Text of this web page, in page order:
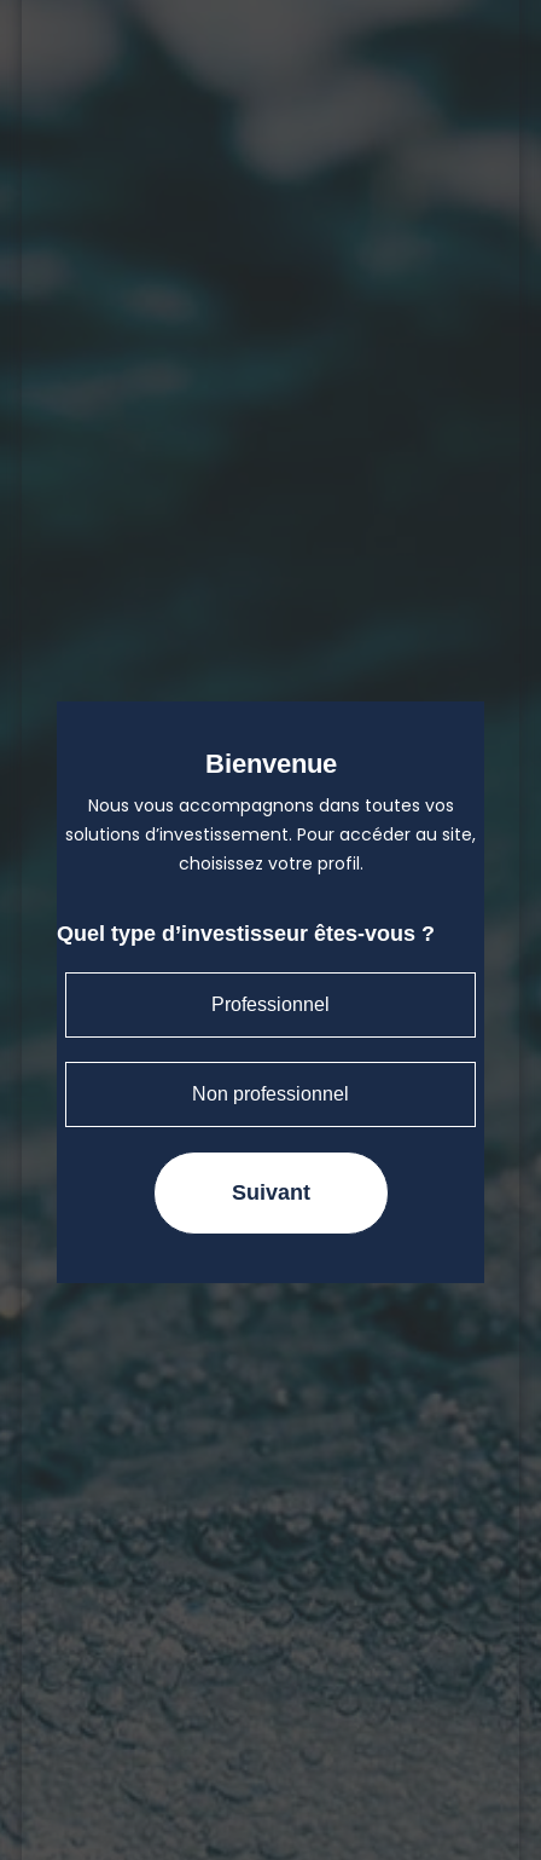
Bienvenue
Nous vous accompagnons dans toutes vos
solutions d’investissement. Pour accéder au site,
choisissez votre profil.
Quel type d’investisseur êtes-vous ?
Professionnel
Non professionnel
Suivant